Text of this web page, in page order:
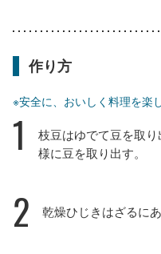
作り方
※安全に、おいしく料理を楽
1
枝豆はゆでて豆を取
様に豆を取り出す。
2 乾燥ひじきはざるに